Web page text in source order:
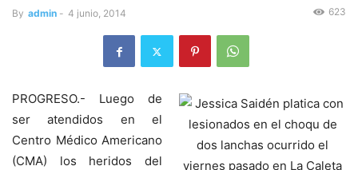
By admin - 4 junio, 2014 623
PROGRESO.- Luego de
ser atendidos en el
Centro Médico Americano
(CMA) los heridos del